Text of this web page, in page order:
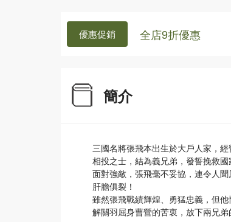
優惠促銷 全店9折優惠
簡介
三國名將張飛本出生於大戶人家，
相投之士，結為義兄弟，發誓挽救國
面對強敵，張飛毫不妥協，連令人
肝膽俱裂！
雖然張飛戰績輝煌、勇猛忠義，但
解關羽屈身曹營的苦衷，放下兩兄弟